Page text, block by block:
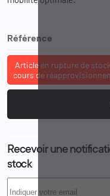
Référence
Article en rupture de
cours de
Recevoir une
stock